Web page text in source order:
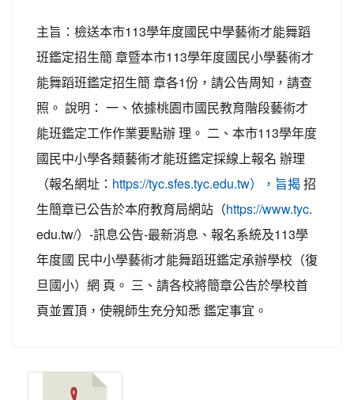
主旨：檢送本市113學年度國民中學藝術才能舞蹈
班鑑定招生簡 章暨本市113學年度國民小學藝術才
能舞蹈班鑑定招生簡 章各1份，請公告周知，請查
照。 說明： 一、依據桃園市國民教育階段藝術才
能班鑑定工作作業要點辦 理。 二、本市113學年度
國民中小學各類藝術才能班鑑定採線上報名 辦理
（報名網址： https://tyc.sfes.tyc.edu.tw），旨揭 招
生簡章已公告於本府教育局網站（https://www.tyc.
edu.tw/）-訊息公告-最新消息、報名系統及113學
年度國 民中小學藝術才能舞蹈班鑑定承辦學校（復
旦國小）網 頁。 三、請各校將簡章公告於學校首
頁並置頂，使親師生充分知悉 鑑定事宜。